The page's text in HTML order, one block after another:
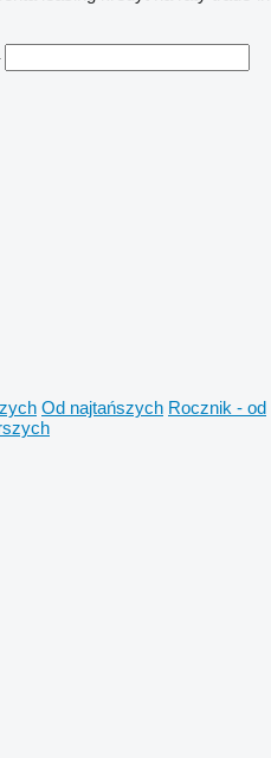
Od najtańszych Rocznik - od